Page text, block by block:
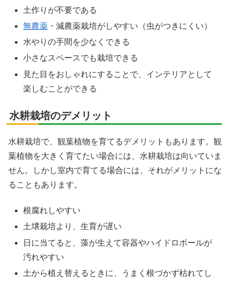
土作りが不要である
無農薬 ・減農薬栽培がしやすい（虫がつきにくい）
水やりの手間を少なくできる
小さなスペースでも栽培できる
見た目をおしゃれにすることで、インテリアとして
楽しむことができる
水耕栽培のデメリット
水耕栽培で、観葉植物を育てるデメリットもあります。観
葉植物を大きく育てたい場合には、水耕栽培は向いていま
せん。しかし室内で育てる場合には、それがメリットにな
ることもあります。
根腐れしやすい
土壌栽培より、生育が遅い
日に当てると、藻が生えて容器やハイドロボールが
汚れやすい
土から植え替えるときに、うまく根づかず枯れてし